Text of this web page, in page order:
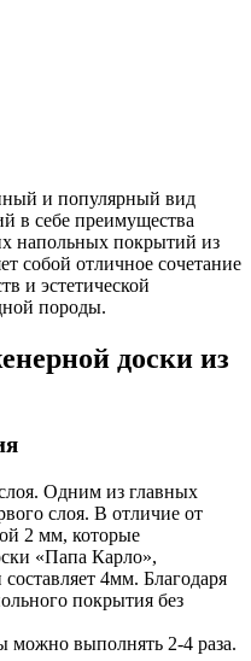
и популярный вид
в себе преимущества
напольных покрытий из
собой отличное сочетание
и эстетической
породы.
доски из
Одним из главных
слоя. В отличие от
2 мм, которые
«Папа Карло»,
4мм. Благодаря
покрытия без
можно выполнять 2-4 раза.